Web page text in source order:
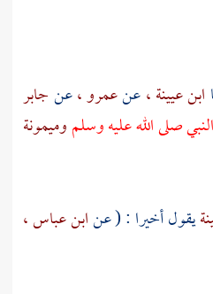
ابن عيينة ،عنعمرو ،عنجابر
صلى الله عليه وسلموميمونة
يقول أخيرا : ( عنابن عباس ،